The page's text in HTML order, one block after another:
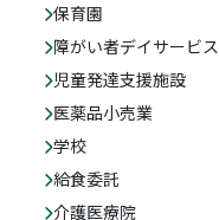
保育園
障がい者デイサービス
児童発達支援施設
医薬品小売業
学校
給食委託
介護医療院